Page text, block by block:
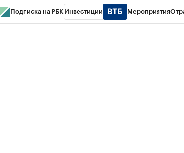
Подписка на РБК Инвестиции Мероприятия